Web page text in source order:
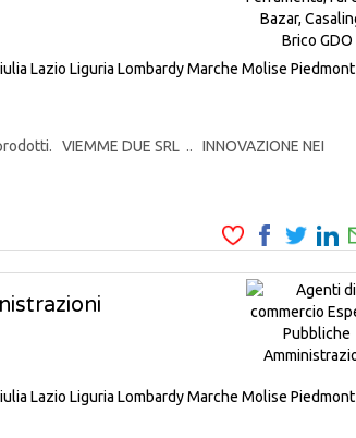
Lazio Liguria LombardyMarche Molise Piedmont
VIEMME DUE SRL .. INNOVAZIONE NEI
Lazio Liguria LombardyMarche Molise Piedmont